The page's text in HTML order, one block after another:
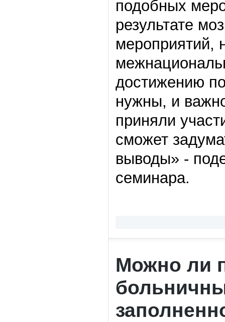
подобных
результате
мероприятий,
достижению
нужны, и
приняли
сможет
выводы» -
семинара.
Можно ли